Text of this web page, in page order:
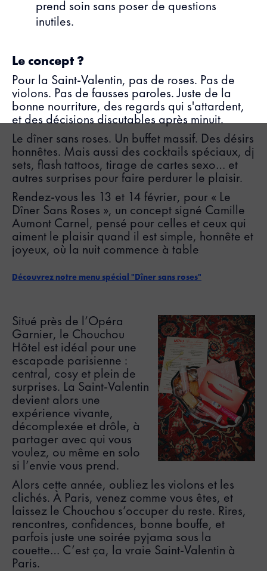
prend soin sans poser de questions
inutiles.
Le concept ?
Pour la Saint-Valentin, pas de roses. Pas de
violons. Pas de fausses paroles. Juste de la
bonne nourriture, des regards qui s'attardent,
et des décisions discutables après minuit.
Le dîner sans roses. Un buffet massif. Des désirs
honnêtes. Mais aussi des cocktails spéciaux, dj
sets, flash tattoos, tirage de cartes sexo… et
autres surprises pour faire perdurer le plaisir.
Rendez-vous les 13 et 14 février, pour « Le
Dîner Sans Roses », un concept signé Camille
Aumont Carnel, pensé pour celles et ceux qui
aiment le plaisir quand il est simple, honnête et
joyeux, où la nuit commence à table
Découvrez notre menu spécial "Dîner sans roses"
Situé près de l’Opéra
Garnier, le Chouchou
Hôtel est idéal pour une
escapade parisienne :
central, cosy et plein de
surprises. La Saint-Valentin
devient alors une
expérience vivante,
décomplexée et drôle, à
partager avec qui vous
voulez, ou même en solo
si l’envie vous prend.
Alors cette année, oubliez les violons et les
clichés. À Paris, venez comme vous êtes, et
laissez le Chouchou s’occuper du reste. Rires,
rencontres, confidences, bonne bouffe, et
parfois juste une soirée pyjama sous la
couette… C’est ça, la vraie Saint-Valentin à
Paris.